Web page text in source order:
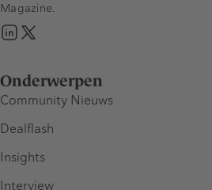
Onderwerpen
Community Nieuws
Dealflash
Insights
Interview
Magazine.